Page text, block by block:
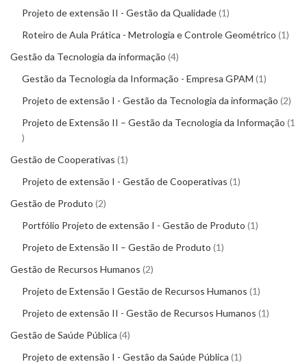
Projeto de extensão II - Gestão da Qualidade 1
Roteiro de Aula Prática - Metrologia e Controle Geométrico 1
Gestão da Tecnologia da informação 4
Gestão da Tecnologia da Informação - Empresa GPAM 1
Projeto de extensão I - Gestão da Tecnologia da informação 2
Projeto de Extensão II – Gestão da Tecnologia da Informação 1
Gestão de Cooperativas 1
Projeto de extensão I - Gestão de Cooperativas 1
Gestão de Produto 2
Portfólio Projeto de extensão I - Gestão de Produto 1
Projeto de Extensão II – Gestão de Produto 1
Gestão de Recursos Humanos 2
Projeto de Extensão I Gestão de Recursos Humanos 1
Projeto de extensão II - Gestão de Recursos Humanos 1
Gestão de Saúde Pública 4
Projeto de extensão I - Gestão da Saúde Pública 1